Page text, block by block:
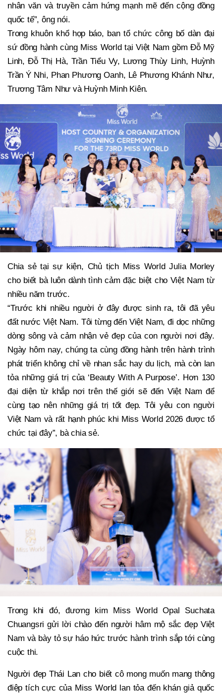
nhân văn và truyền cảm hứng mạnh mẽ đến cộng đồng
quốc tế”, ông nói.
Trong khuôn khổ họp báo, ban tổ chức công bố dàn đại
sứ đồng hành cùng Miss World tại Việt Nam gồm Đỗ Mỹ
Linh, Đỗ Thị Hà, Trần Tiểu Vy, Lương Thùy Linh, Huỳnh
Trần Ý Nhi, Phan Phương Oanh, Lê Phương Khánh Như,
Trương Tâm Như và Huỳnh Minh Kiên.
Chia sẻ tại sự kiện, Chủ tịch Miss World Julia Morley
cho biết bà luôn dành tình cảm đặc biệt cho Việt Nam từ
nhiều năm trước.
“Trước khi nhiều người ở đây được sinh ra, tôi đã yêu
đất nước Việt Nam. Tôi từng đến Việt Nam, đi dọc những
dòng sông và cảm nhận vẻ đẹp của con người nơi đây.
Ngày hôm nay, chúng ta cùng đồng hành trên hành trình
phát triển không chỉ về nhan sắc hay du lịch, mà còn lan
tỏa những giá trị của ‘Beauty With A Purpose’. Hơn 130
đại diện từ khắp nơi trên thế giới sẽ đến Việt Nam để
cùng tạo nên những giá trị tốt đẹp. Tôi yêu con người
Việt Nam và rất hạnh phúc khi Miss World 2026 được tổ
chức tại đây”, bà chia sẻ.
Trong khi đó, đương kim Miss World Opal Suchata
Chuangsri gửi lời chào đến người hâm mộ sắc đẹp Việt
Nam và bày tỏ sự háo hức trước hành trình sắp tới cùng
cuộc thi.
Người đẹp Thái Lan cho biết cô mong muốn mang thông
điệp tích cực của Miss World lan tỏa đến khán giả quốc